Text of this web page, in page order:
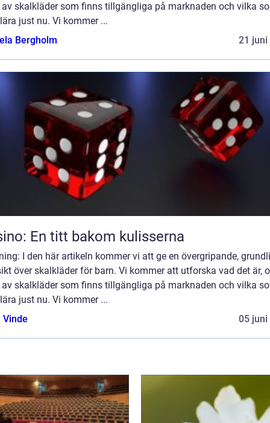
av skalkläder som finns tillgängliga på marknaden och vilka
just nu. Vi kommer ...
Bergholm
21 juni
En titt bakom kulisserna
I den här artikeln kommer vi att ge en övergripande,
över skalkläder för barn. Vi kommer att utforska vad det är,
av skalkläder som finns tillgängliga på marknaden och vilka
just nu. Vi kommer ...
Vinde
05 juni